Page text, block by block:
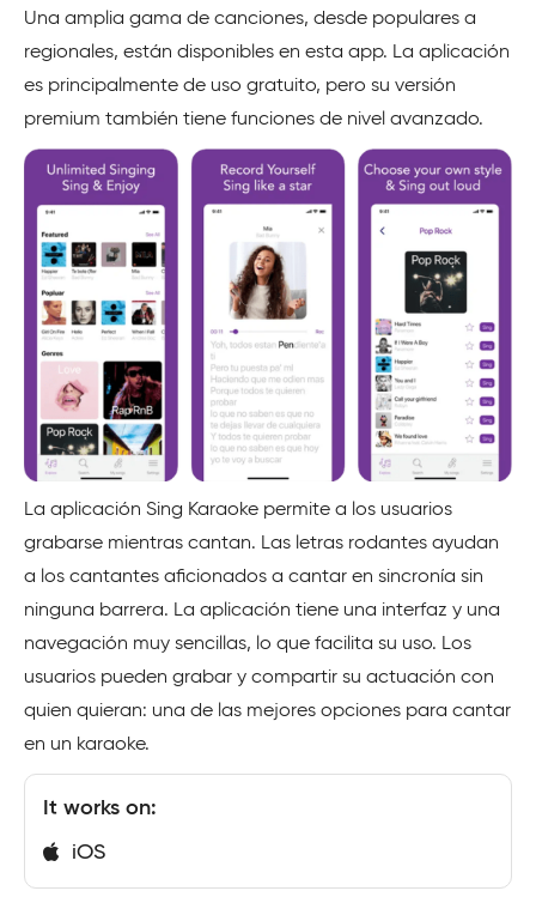
Una amplia gama de canciones, desde populares a
regionales, están disponibles en esta app. La aplicación
es principalmente de uso gratuito, pero su versión
premium también tiene funciones de nivel avanzado.
La aplicación Sing Karaoke permite a los usuarios
grabarse mientras cantan. Las letras rodantes ayudan
a los cantantes aficionados a cantar en sincronía sin
ninguna barrera. La aplicación tiene una interfaz y una
navegación muy sencillas, lo que facilita su uso. Los
usuarios pueden grabar y compartir su actuación con
quien quieran: una de las mejores opciones para cantar
en un karaoke.
It works on:
iOS